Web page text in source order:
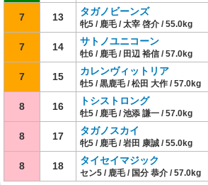
7 13 タガノビーンズ
牝5 / 鹿毛 / 太宰 啓介 / 55.0kg
7 14 サトノユニコーン
牡6 / 鹿毛 / 田辺 裕信 / 57.0kg
7 15 カレンヴィットリア
牡5 / 黒鹿毛 / 松田 大作 / 57.0kg
8 16 トシストロング
牡5 / 鹿毛 / 池添 謙一 / 57.0kg
8 17 タガノスカイ
牝5 / 鹿毛 / 岩田 康誠 / 55.0kg
8 18 タイセイマジック
セン5 / 鹿毛 / 国分 恭介 / 57.0kg